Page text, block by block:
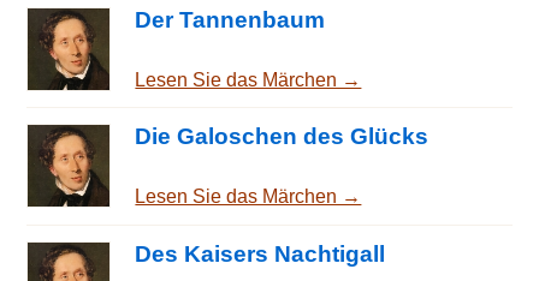
Der Tannenbaum
Lesen Sie das Märchen →
Die Galoschen des Glücks
Lesen Sie das Märchen →
Des Kaisers Nachtigall